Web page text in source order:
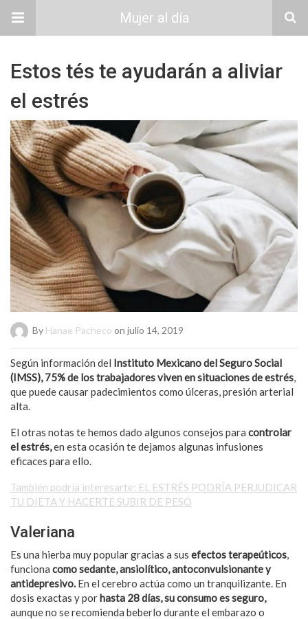
Mujer al día
Estos tés te ayudarán a aliviar
el estrés
By Hanae Pacheco on julio 14, 2019
Según información del Instituto Mexicano del Seguro Social
(IMSS), 75% de los trabajadores viven en situaciones de estrés,
que puede causar padecimientos como úlceras, presión arterial
alta.
El otras notas te hemos dado algunos consejos para controlar
el estrés,en esta ocasión te dejamos algunas infusiones
eficaces para ello.
También podría interesarte: EL ESTRÉS PODRÍA PERJUDICAR
TU DIETA Y HACERTE SUBIR DE PESO
Valeriana
Es una hierba muy popular gracias a sus efectos terapeúticos,
funciona como sedante, ansiolítico, antoconvulsionante y
antidepresivo. En el cerebro actúa como un tranquilizante. En
dosis exactas y porhasta 28 días, su consumo es seguro,
aunque no se recomienda beberlo durante el embarazo o